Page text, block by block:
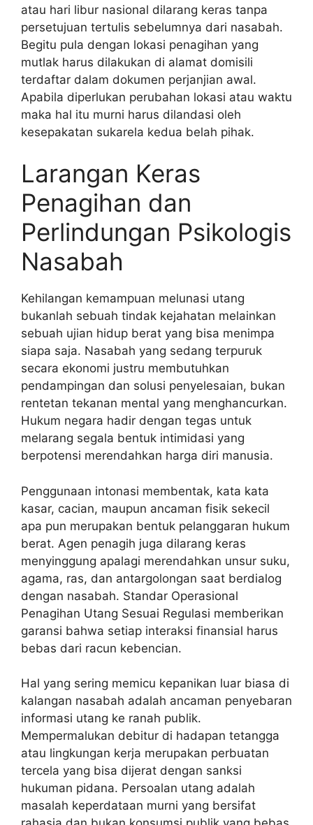
atau hari libur nasional dilarang keras tanpa
persetujuan tertulis sebelumnya dari nasabah.
Begitu pula dengan lokasi penagihan yang
mutlak harus dilakukan di alamat domisili
terdaftar dalam dokumen perjanjian awal.
Apabila diperlukan perubahan lokasi atau waktu
maka hal itu murni harus dilandasi oleh
kesepakatan sukarela kedua belah pihak.
Larangan Keras
Penagihan dan
Perlindungan Psikologis
Nasabah
Kehilangan kemampuan melunasi utang
bukanlah sebuah tindak kejahatan melainkan
sebuah ujian hidup berat yang bisa menimpa
siapa saja. Nasabah yang sedang terpuruk
secara ekonomi justru membutuhkan
pendampingan dan solusi penyelesaian, bukan
rentetan tekanan mental yang menghancurkan.
Hukum negara hadir dengan tegas untuk
melarang segala bentuk intimidasi yang
berpotensi merendahkan harga diri manusia.
Penggunaan intonasi membentak, kata kata
kasar, cacian, maupun ancaman fisik sekecil
apa pun merupakan bentuk pelanggaran hukum
berat. Agen penagih juga dilarang keras
menyinggung apalagi merendahkan unsur suku,
agama, ras, dan antargolongan saat berdialog
dengan nasabah. Standar Operasional
Penagihan Utang Sesuai Regulasi memberikan
garansi bahwa setiap interaksi finansial harus
bebas dari racun kebencian.
Hal yang sering memicu kepanikan luar biasa di
kalangan nasabah adalah ancaman penyebaran
informasi utang ke ranah publik.
Mempermalukan debitur di hadapan tetangga
atau lingkungan kerja merupakan perbuatan
tercela yang bisa dijerat dengan sanksi
hukuman pidana. Persoalan utang adalah
masalah keperdataan murni yang bersifat